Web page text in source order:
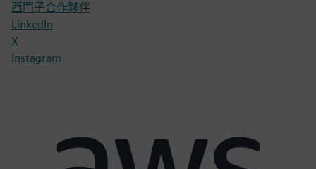
西門子合作夥伴
LinkedIn
X
Instagram